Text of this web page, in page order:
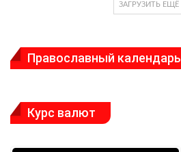
ЗАГРУЗИТЬ ЕЩЁ
Православный календарь
Курс валют